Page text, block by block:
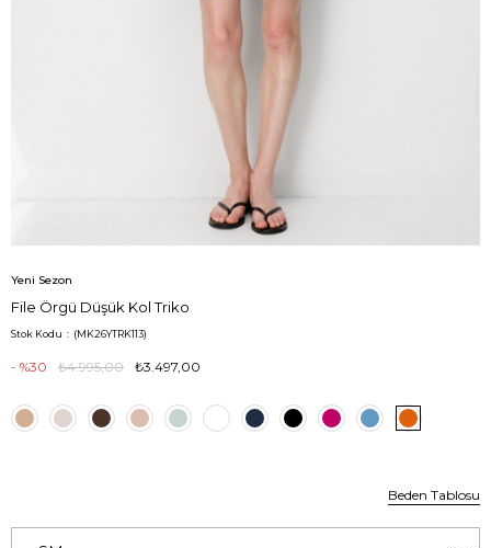
Yeni Sezon
File Örgü Düşük Kol Triko
Stok Kodu (MK26YTRK113)
30 ₺4.995,00 ₺3.497,00
Beden Tablosu